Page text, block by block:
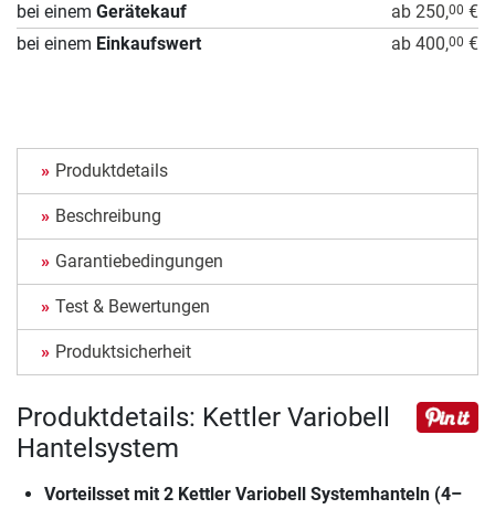
bei einem Gerätekauf ab 250,00 €
bei einem Einkaufswert ab 400,00 €
Produktdetails
Beschreibung
Garantiebedingungen
Test & Bewertungen
Produktsicherheit
Produktdetails: Kettler Variobell
Hantelsystem
Vorteilsset mit 2 Kettler Variobell Systemhanteln (4–